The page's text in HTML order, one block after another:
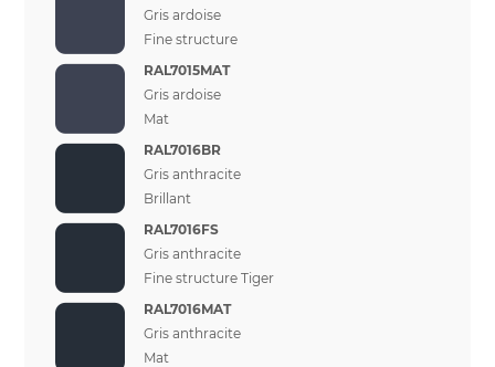
Gris ardoise
Fine structure
RAL7015MAT
Gris ardoise
Mat
RAL7016BR
Gris anthracite
Brillant
RAL7016FS
Gris anthracite
Fine structure Tiger
RAL7016MAT
Gris anthracite
Mat